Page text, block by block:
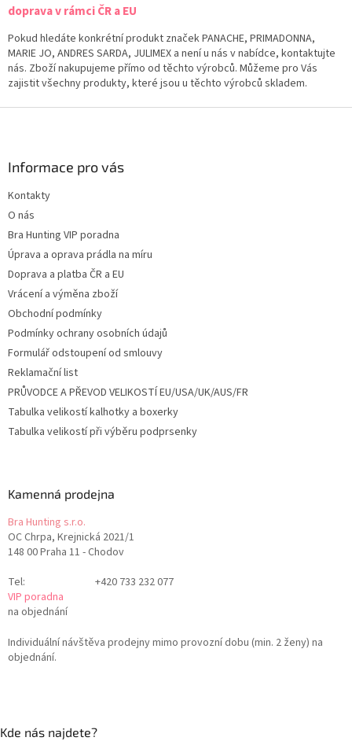
doprava v rámci ČR a EU
Pokud hledáte konkrétní produkt značek PANACHE, PRIMADONNA,
MARIE JO, ANDRES SARDA, JULIMEX a není u nás v nabídce, kontaktujte
nás. Zboží nakupujeme přímo od těchto výrobců. Můžeme pro Vás
zajistit všechny produkty, které jsou u těchto výrobců skladem.
Informace pro vás
Kontakty
O nás
Bra Hunting VIP poradna
Úprava a oprava prádla na míru
Doprava a platba ČR a EU
Vrácení a výměna zboží
Obchodní podmínky
Podmínky ochrany osobních údajů
Formulář odstoupení od smlouvy
Reklamační list
PRŮVODCE A PŘEVOD VELIKOSTÍ EU/USA/UK/AUS/FR
Tabulka velikostí kalhotky a boxerky
Tabulka velikostí při výběru podprsenky
Kamenná prodejna
Bra Hunting s.r.o.
OC Chrpa, Krejnická 2021/1
148 00 Praha 11 - Chodov
Tel:
+420 733 232 077
VIP poradna
na objednání
Individuální návštěva prodejny mimo provozní dobu (min. 2 ženy) na
objednání.
Kde nás najdete?